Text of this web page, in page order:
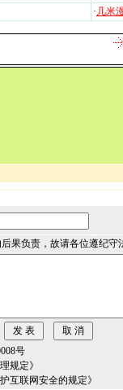
· 几米
果负责，故请各位遵纪守
号
规定》
互联网安全的规定》